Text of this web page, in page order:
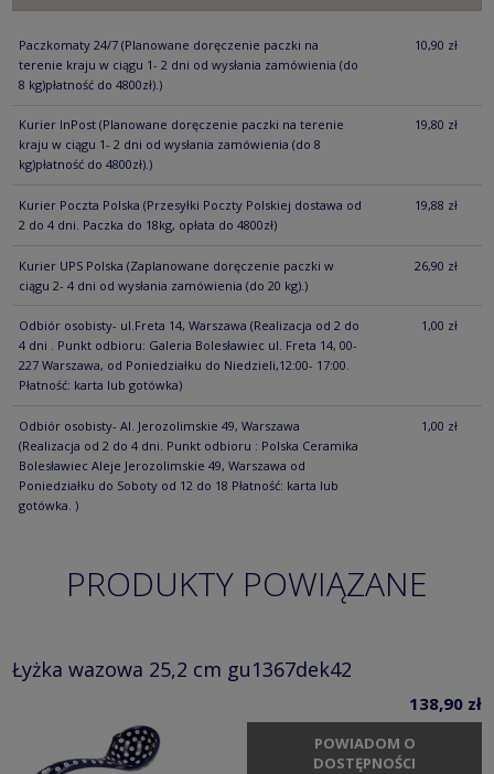
Paczkomaty 24/7 (Planowane doręczenie paczki na
terenie kraju w ciągu 1- 2 dni od wysłania zamówienia (do
8 kg)płatność do 4800zł).)
10,90 zł
Kurier InPost (Planowane doręczenie paczki na terenie
kraju w ciągu 1- 2 dni od wysłania zamówienia (do 8
kg)płatność do 4800zł).)
19,80 zł
Kurier Poczta Polska (Przesyłki Poczty Polskiej dostawa od
2 do 4 dni. Paczka do 18kg, opłata do 4800zł)
19,88 zł
Kurier UPS Polska (Zaplanowane doręczenie paczki w
ciągu 2- 4 dni od wysłania zamówienia (do 20 kg).)
26,90 zł
Odbiór osobisty- ul.Freta 14, Warszawa (Realizacja od 2 do
4 dni . Punkt odbioru: Galeria Bolesławiec ul. Freta 14, 00-
227 Warszawa, od Poniedziałku do Niedzieli,12:00- 17:00.
Płatność: karta lub gotówka)
1,00 zł
Odbiór osobisty- Al. Jerozolimskie 49, Warszawa
(Realizacja od 2 do 4 dni. Punkt odbioru : Polska Ceramika
Bolesławiec Aleje Jerozolimskie 49, Warszawa od
Poniedziałku do Soboty od 12 do 18 Płatność: karta lub
gotówka. )
1,00 zł
PRODUKTY POWIĄZANE
Łyżka wazowa 25,2 cm gu1367dek42
138,90 zł
POWIADOM O
DOSTĘPNOŚCI